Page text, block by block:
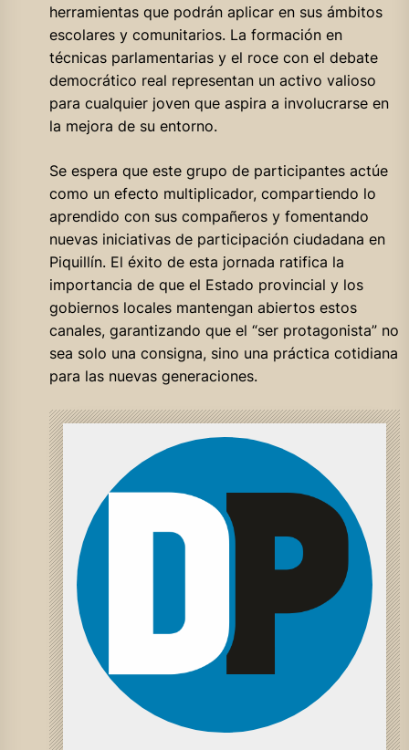
herramientas que podrán aplicar en sus ámbitos
escolares y comunitarios. La formación en
técnicas parlamentarias y el roce con el debate
democrático real representan un activo valioso
para cualquier joven que aspira a involucrarse en
la mejora de su entorno.
Se espera que este grupo de participantes actúe
como un efecto multiplicador, compartiendo lo
aprendido con sus compañeros y fomentando
nuevas iniciativas de participación ciudadana en
Piquillín. El éxito de esta jornada ratifica la
importancia de que el Estado provincial y los
gobiernos locales mantengan abiertos estos
canales, garantizando que el “ser protagonista” no
sea solo una consigna, sino una práctica cotidiana
para las nuevas generaciones.